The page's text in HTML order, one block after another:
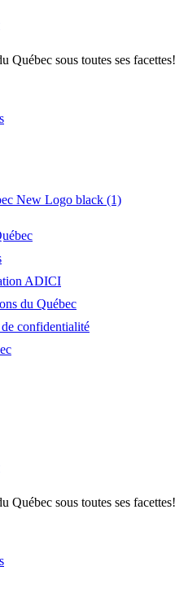
Québec sous toutes ses facettes!
ADICI
du Québec
confidentialité
Québec sous toutes ses facettes!